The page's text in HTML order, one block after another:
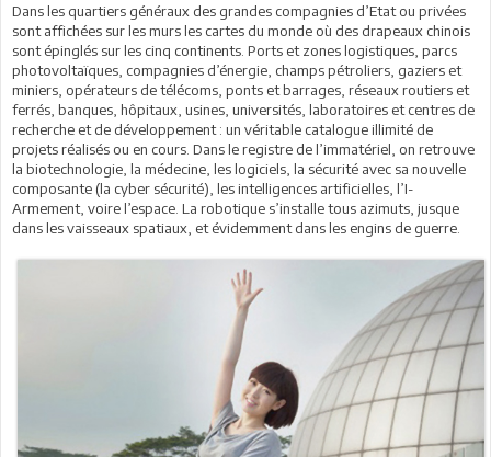
Dans les quartiers généraux des grandes compagnies d’Etat ou privées
sont affichées sur les murs les cartes du monde où des drapeaux chinois
sont épinglés sur les cinq continents. Ports et zones logistiques, parcs
photovoltaïques, compagnies d’énergie, champs pétroliers, gaziers et
miniers, opérateurs de télécoms, ponts et barrages, réseaux routiers et
ferrés, banques, hôpitaux, usines, universités, laboratoires et centres de
recherche et de développement : un véritable catalogue illimité de
projets réalisés ou en cours. Dans le registre de l’immatériel, on retrouve
la biotechnologie, la médecine, les logiciels, la sécurité avec sa nouvelle
composante (la cyber sécurité), les intelligences artificielles, l’I-
Armement, voire l’espace. La robotique s’installe tous azimuts, jusque
dans les vaisseaux spatiaux, et évidemment dans les engins de guerre.